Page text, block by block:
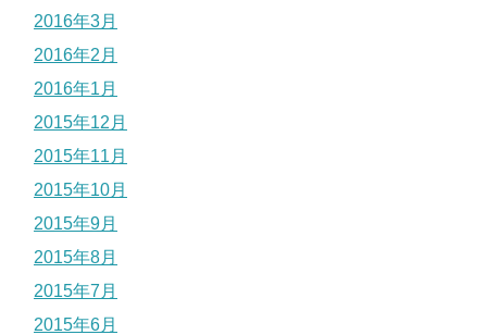
2016年3月
2016年2月
2016年1月
2015年12月
2015年11月
2015年10月
2015年9月
2015年8月
2015年7月
2015年6月